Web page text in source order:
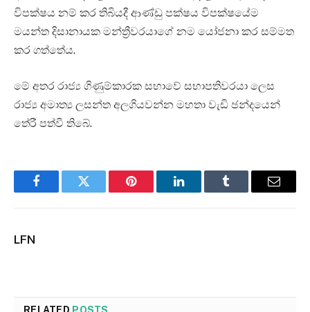
විපක්ෂය නම් කර තිබියදී ආණ්ඩු පක්ෂය විපක්ෂයේම
මයන්ත දිසානායක මන්ත්‍රීවරයාගේ නම යෝජනා කර සම්මත
කර ගත්තේය.
මේ අතර රාජ්‍ය ගිණුම්කාරක සභාවේ සභාපතිවරයා ලෙස
රාජ්‍ය අමාත්‍ය ලසන්ත අලගියවන්න මහතා වැඩි ඡන්දයෙන්
තේරී පත්වී තිබේ.
FacebookTwitter Pinterest LinkedInTumblr Email
LFN
RELATED POSTS